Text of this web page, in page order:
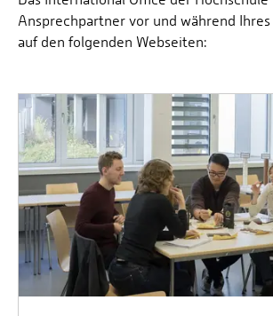
Ansprechpartner vor und während
auf den folgenden Webseiten: